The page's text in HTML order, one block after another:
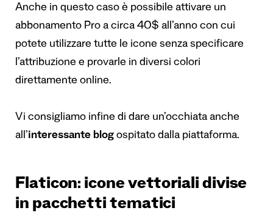
Anche in questo caso è possibile attivare un
abbonamento Pro a circa 40$ all’anno con cui
potete utilizzare tutte le icone senza specificare
l’attribuzione e provarle in diversi colori
direttamente online.
Vi consigliamo infine di dare un’occhiata anche
all’interessante blog ospitato dalla piattaforma.
Flaticon: icone vettoriali divise
in pacchetti tematici